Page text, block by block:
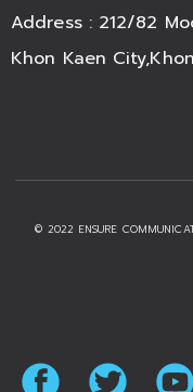
Address : 212/82
Khon Kaen
© 2022 ENSURE